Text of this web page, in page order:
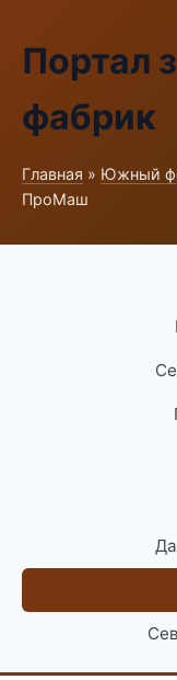
Портал
фабрик
Главная » Южный
ПроМаш